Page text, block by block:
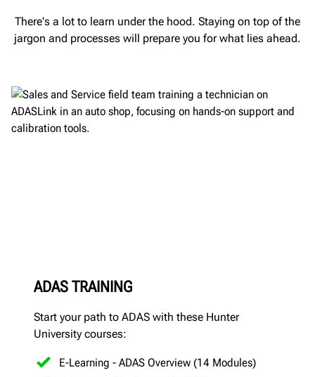
There's a lot to learn under the hood. Staying on top of the
jargon and processes will prepare you for what lies ahead.
ADAS TRAINING
Start your path to ADAS with these Hunter
University courses:
E-Learning - ADAS Overview (14 Modules)